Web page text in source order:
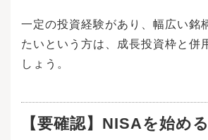
ょう。マイホームの購入や自宅の修繕・リフォ
ームには大きなお金が必要です。令和3年度の
は、以下のようになっています。新築の注文住
ションの場合、返済期間は30年を超えており、3
0歳で購入した場合は60歳を超えるまでローンを
一定の投資経験があり、幅広い銘
たいという方は、成長投資枠と併
しょう。
【要確認】NISAを始め